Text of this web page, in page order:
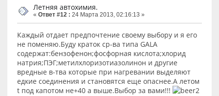
Летняя автохимия.
« Ответ #12 : 24 Марта 2013, 02:16:13 »
Каждый отдает предпочтение своему выбору и я его
не поменяю.Буду краток ср-ва типа GALA
содержат:бензофенон;фосфорная кислота;хлорид
натрия;ПЭГ;метилхлоризотиазолинон и другие
вредные в-тва которые при нагревании выделяют
едкие соединения и становятся еще опаснее.А летом
t под капотом не+40 а выше.Выбор за вами!!!